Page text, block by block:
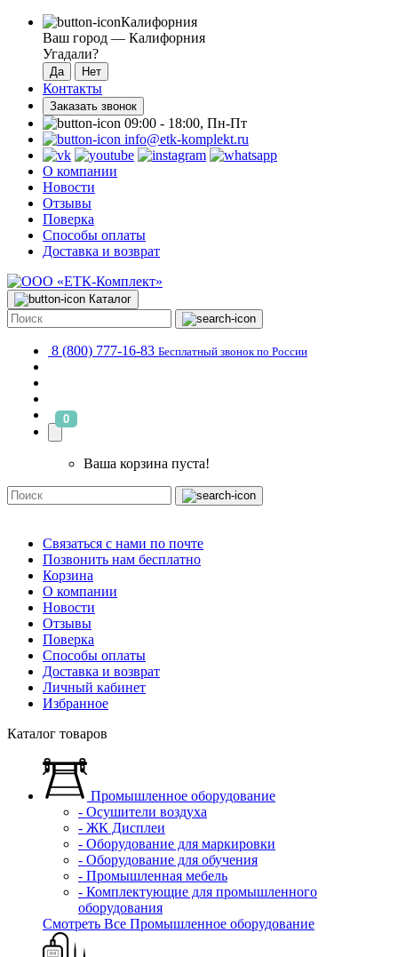
Калифорния
Ваш город — Калифорния
Угадали?
Контакты
Заказать звонок
09:00 - 18:00, Пн-Пт
info@etk-komplekt.ru
О компании
Новости
Отзывы
Поверка
Способы оплаты
Доставка и возврат
Каталог
8 (800) 777-16-83 Бесплатный звонок по России
0
Ваша корзина пуста!
Связаться с нами по почте
Позвонить нам бесплатно
Корзина
О компании
Новости
Отзывы
Поверка
Способы оплаты
Доставка и возврат
Личный кабинет
Избранное
Каталог товаров
Промышленное оборудование
- Осушители воздуха
- ЖК Дисплеи
- Оборудование для маркировки
- Оборудование для обучения
- Промышленная мебель
- Комплектующие для промышленного
оборудования
Смотреть Все Промышленное оборудование